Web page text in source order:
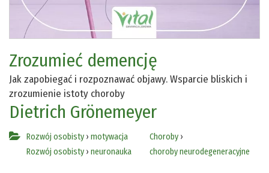
Zrozumieć demencję
Jak zapobiegać i rozpoznawać objawy. Wsparcie bliskich i
zrozumienie istoty choroby
Dietrich Grönemeyer
Rozwój osobisty › motywacja
Rozwój osobisty › neuronauka
Choroby›
choroby neurodegeneracyjne